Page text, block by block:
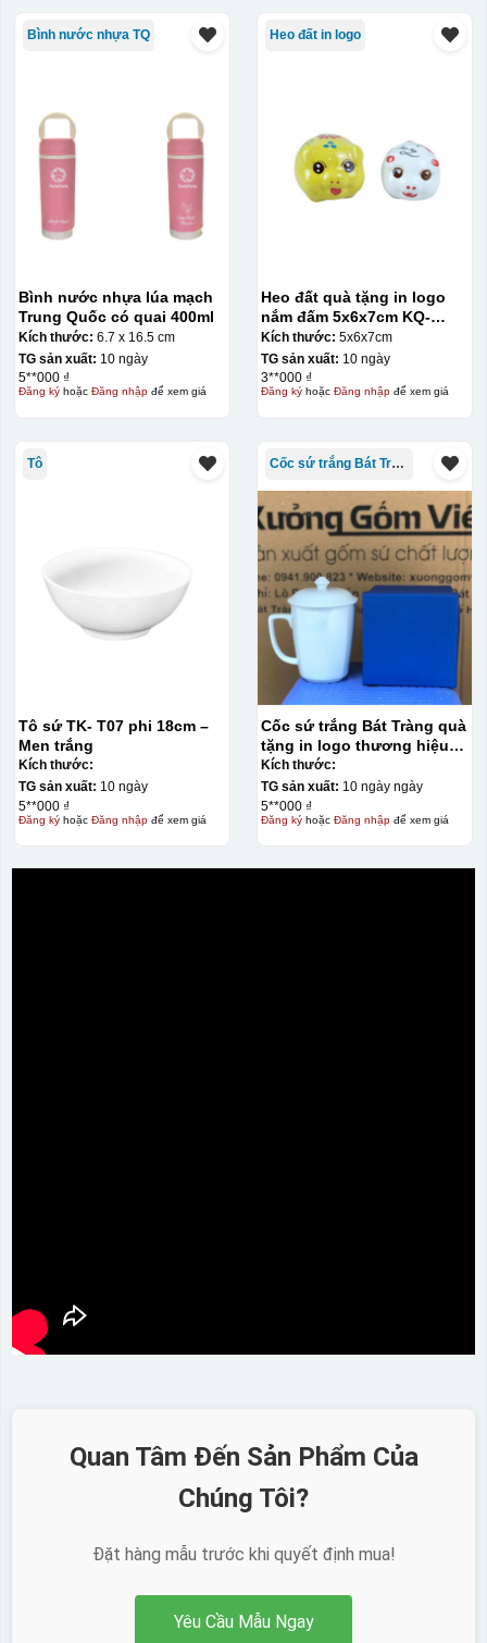
Bình nước nhựa TQ
Bình nước nhựa lúa mạch
Trung Quốc có quai 400ml
Kích thước: 6.7 x 16.5 cm
TG sản xuất: 10 ngày
5**000 ₫
Đăng kýhoặc Đăng nhậpđể xem giá
Heo đất in logo
Heo đất quà tặng in logo
nắm đấm 5x6x7cm KQ-
HĐ01
Kích thước: 5x6x7cm
TG sản xuất: 10 ngày
3**000 ₫
Đăng kýhoặc Đăng nhậpđể xem giá
Tô
Tô sứ TK- T07 phi 18cm –
Men trắng
Kích thước:
TG sản xuất: 10 ngày
5**000 ₫
Đăng kýhoặc Đăng nhậpđể xem giá
Cốc sứ trắng Bát Tràng
Cốc sứ trắng Bát Tràng quà
tặng in logo thương hiệu
Minh Long dáng vuông có
nắp KQ-CST01
Kích thước:
TG sản xuất: 10 ngày ngày
5**000 ₫
Đăng kýhoặc Đăng nhậpđể xem giá
Quan Tâm Đến Sản Phẩm Của
Chúng Tôi?
Đặt hàng mẫu trước khi quyết định mua!
Yêu Cầu Mẫu Ngay